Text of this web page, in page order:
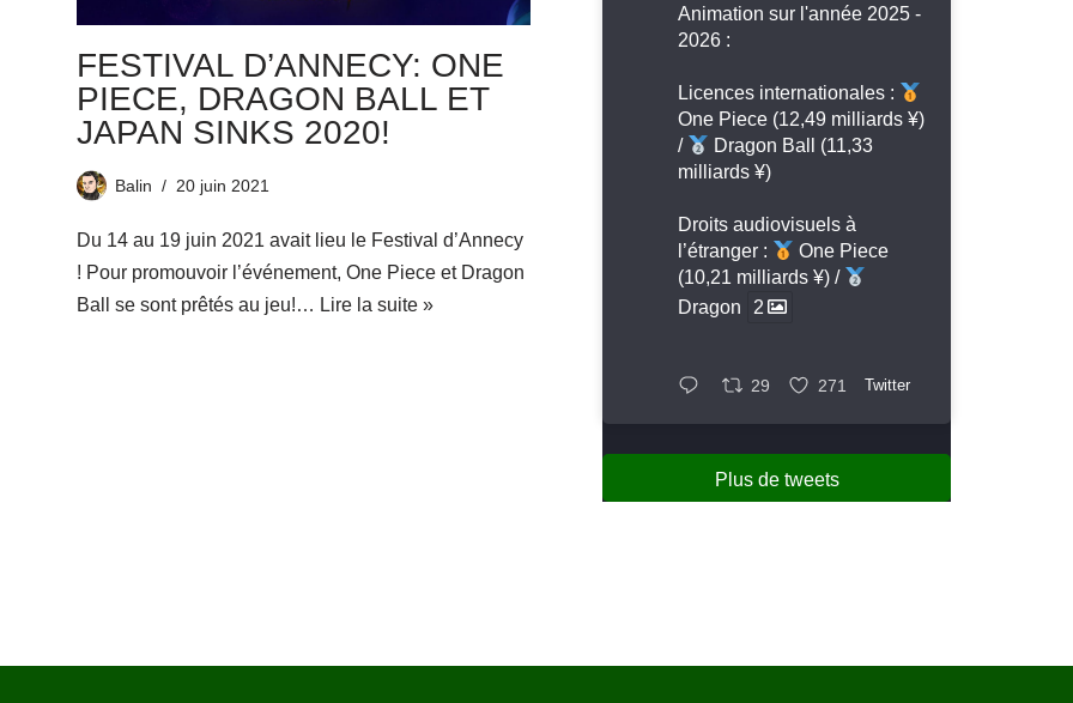
FESTIVAL D’ANNECY: ONE
PIECE, DRAGON BALL ET
JAPAN SINKS 2020!
Balin 20 juin 2021
Du 14 au 19 juin 2021 avait lieu le Festival d’Annecy
! Pour promouvoir l’événement, One Piece et Dragon
Ball se sont prêtés au jeu!… Lire la suite »
Animation sur l'année 2025 -
2026 :
Licences internationales :
One Piece (12,49 milliards ¥)
/
Dragon Ball (11,33
milliards ¥)
Droits audiovisuels à
l’étranger :
One Piece
(10,21 milliards ¥) /
Dragon
2
29 271 Twitter
Plus de tweets